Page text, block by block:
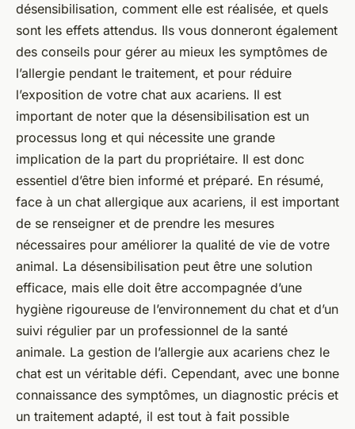
désensibilisation, comment elle est réalisée, et quels
sont les effets attendus. Ils vous donneront également
des conseils pour gérer au mieux les symptômes de
l’allergie pendant le traitement, et pour réduire
l’exposition de votre chat aux acariens. Il est
important de noter que la désensibilisation est un
processus long et qui nécessite une grande
implication de la part du propriétaire. Il est donc
essentiel d’être bien informé et préparé. En résumé,
face à un chat allergique aux acariens, il est important
de se renseigner et de prendre les mesures
nécessaires pour améliorer la qualité de vie de votre
animal. La désensibilisation peut être une solution
efficace, mais elle doit être accompagnée d’une
hygiène rigoureuse de l’environnement du chat et d’un
suivi régulier par un professionnel de la santé
animale. La gestion de l’allergie aux acariens chez le
chat est un véritable défi. Cependant, avec une bonne
connaissance des symptômes, un diagnostic précis et
un traitement adapté, il est tout à fait possible